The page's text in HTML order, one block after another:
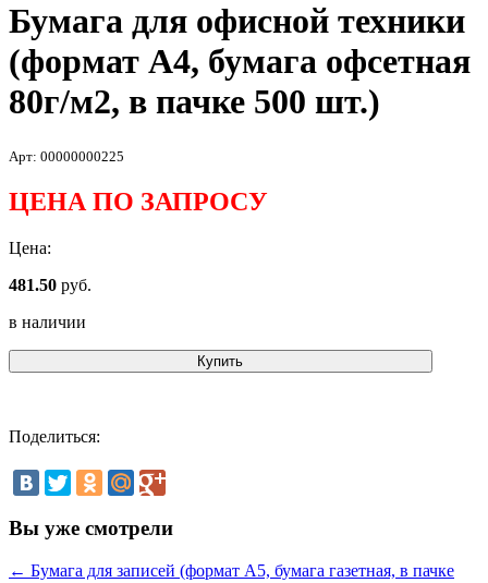
Бумага для офисной техники
(формат А4, бумага офсетная
80г/м2, в пачке 500 шт.)
Арт: 00000000225
ЦЕНА ПО ЗАПРОСУ
Цена:
481.50 руб.
в наличии
Купить
Поделиться:
Вы уже смотрели
← Бумага для записей (формат А5, бумага газетная, в пачке